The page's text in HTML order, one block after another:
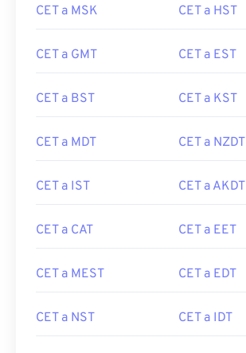
CET a MSK CET a HST
CET a GMT CET a EST
CET a BST CET a KST
CET a MDT CET a NZDT
CET a IST CET a AKDT
CET a CAT CET a EET
CET a MEST CET a EDT
CET a NST CET a IDT